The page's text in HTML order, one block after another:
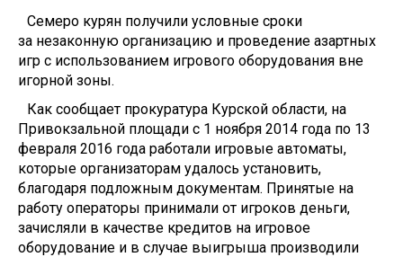
Семеро курян получили условные сроки
за незаконную организацию и проведение азартных
игр с использованием игрового оборудования вне
игорной зоны.
Как сообщает прокуратура Курской области, на
Привокзальной площади с 1 ноября 2014 года по 13
февраля 2016 года работали игровые автоматы,
которые организаторам удалось установить,
благодаря подложным документам. Принятые на
работу операторы принимали от игроков деньги,
зачисляли в качестве кредитов на игровое
оборудование и в случае выигрыша производили